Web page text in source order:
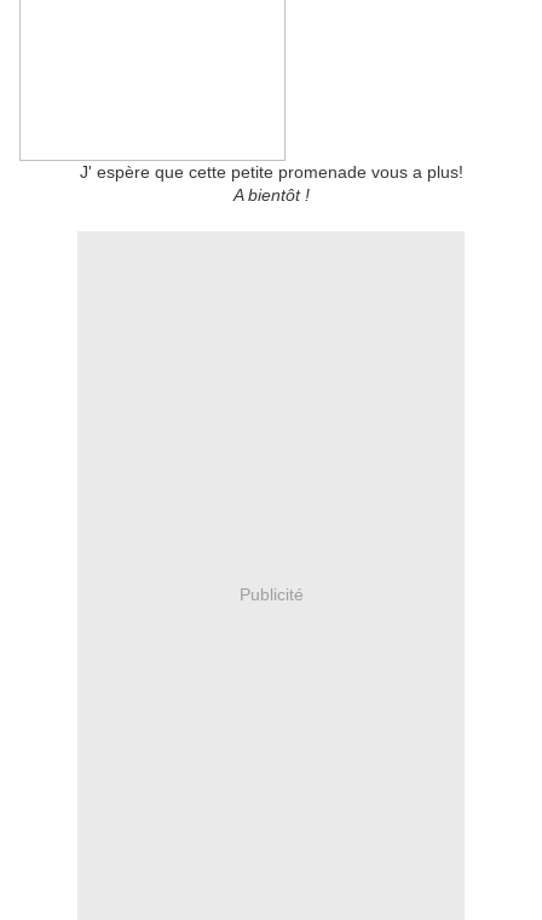
J' espère que cette petite promenade vous a plus!
A bientôt !
Publicité